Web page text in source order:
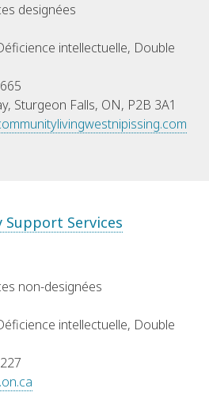
designées
intellectuelle, Double
Sturgeon Falls, ON, P2B 3A1
Services
non-designées
intellectuelle, Double